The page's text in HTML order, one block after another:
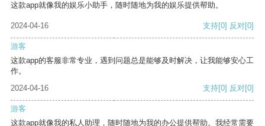
这款app就像我的娱乐小助手，随时随地为我的娱乐提供帮助。
2024-04-16 支持[0] 反对[0]
游客
这款app的客服非常专业，遇到问题总是能够及时解决，让我能够安心工
作。
2024-04-16
支持[0] 反对[0]
游客
这款app就像我的私人助理，随时随地为我的办公提供帮助。我经常需要